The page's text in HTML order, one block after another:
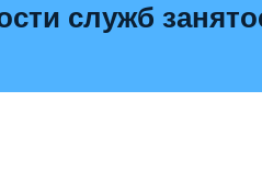
служб